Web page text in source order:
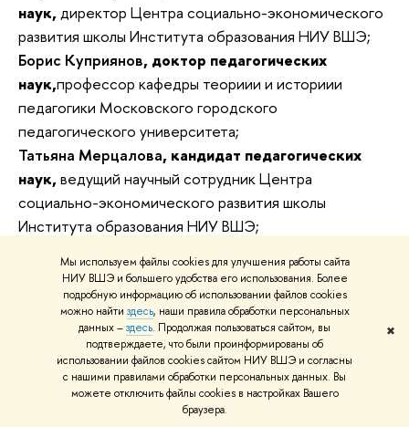
Мы используем файлы cookies для улучшения работы сайта
НИУ ВШЭ и большего удобства его использования. Более
подробную информацию об использовании файлов cookies
можно найти здесь, наши правила обработки персональных
данных –здесь. Продолжая пользоваться сайтом, вы
подтверждаете, что были проинформированы об
использовании файлов cookies сайтом НИУ ВШЭ и согласны
с нашими правилами обработки персональных данных. Вы
можете отключить файлы cookies в настройках Вашего
браузера.
✖
наук,директор Центра социально-экономического
развития школы Института образования НИУ ВШЭ;
Борис Куприянов, доктор педагогических
наук,профессор кафедры теориии и историии
педагогики Московского городского
педагогического университета;
Татьяна Мерцалова, кандидат педагогических
наук,ведущий научный сотрудник Центра
социально-экономического развития школы
Института образования НИУ ВШЭ;
профессор Федерального института развития
образования.
Дискуссант
Катерина Поливанова, доктор психологических
наук, профессор Института образования НИУ ВШЭ,
профессор Московского городского психолого-